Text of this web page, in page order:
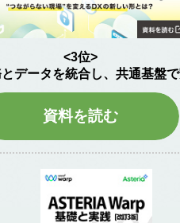
<3位>
データを統合し、共通基盤
資料を読む